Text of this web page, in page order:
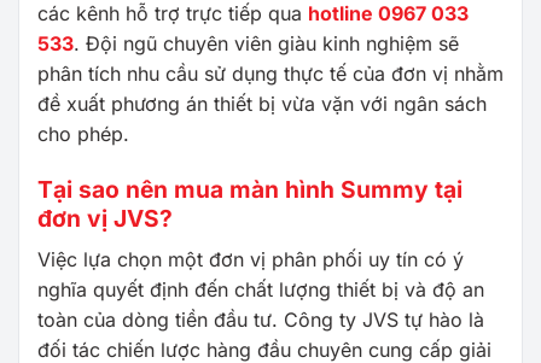
các kênh hỗ trợ trực tiếp qua hotline 0967 033
533. Đội ngũ chuyên viên giàu kinh nghiệm sẽ
phân tích nhu cầu sử dụng thực tế của đơn vị nhằm
đề xuất phương án thiết bị vừa vặn với ngân sách
cho phép.
Tại sao nên mua màn hình Summy tại
đơn vị JVS?
Việc lựa chọn một đơn vị phân phối uy tín có ý
nghĩa quyết định đến chất lượng thiết bị và độ an
toàn của dòng tiền đầu tư. Công ty JVS tự hào là
đối tác chiến lược hàng đầu chuyên cung cấp giải